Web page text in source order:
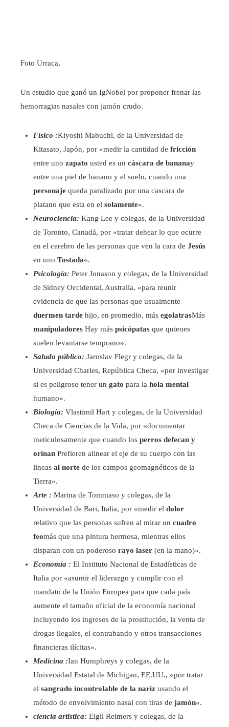
Foto Urraca,
Un estudio que ganó un IgNobel por proponer frenar las
hemorragias nasales con jamón crudo.
Físico :Kiyoshi Mabuchi, de la Universidad de
Kitasato, Japón, por «medir la cantidad de fricción
entre uno zapato usted es un cáscara de bananay
entre una piel de banano y el suelo, cuando una
personaje queda paralizado por una cascara de
platano que esta en el solamente«.
Neurociencia: Kang Lee y colegas, de la Universidad
de Toronto, Canadá, por «tratar dehear lo que ocurre
en el cerebro de las personas que ven la cara de Jesús
en uno Tostada«.
Psicología: Peter Jonason y colegas, de la Universidad
de Sidney Occidental, Australia, «para reunir
evidencia de que las personas que usualmente
duermen tarde hijo, en promedio, más egolatrasMás
manipuladores Hay más psicópatas que quienes
suelen levantarse temprano».
Saludo público: Jaroslav Flegr y colegas, de la
Universidad Charles, República Checa, «por investigar
si es peligroso tener un gato para la hola mental
humano».
Biología: Vlastimil Hart y colegas, de la Universidad
Checa de Ciencias de la Vida, por «documentar
meticulosamente que cuando los perros defecan y
orinan Prefieren alinear el eje de su cuerpo con las
lineas al norte de los campos geomagnéticos de la
Tierra».
Arte : Marina de Tommaso y colegas, de la
Universidad de Bari, Italia, por «medir el dolor
relativo que las personas sufren al mirar un cuadro
feomás que una pintura hermosa, mientras ellos
disparan con un poderoso rayo laser (en la mano)».
Economía : El Instituto Nacional de Estadísticas de
Italia por «asumir el liderazgo y cumplir con el
mandato de la Unión Europea para que cada país
aumente el tamaño oficial de la economía nacional
incluyendo los ingresos de la prostitución, la venta de
drogas ilegales, el contrabando y otros transacciones
financieras ilícitas».
Medicina :Ian Humphreys y colegas, de la
Universidad Estatal de Michigan, EE.UU., «por tratar
el sangrado incontrolable de la nariz usando el
método de envolvimiento nasal con tiras de jamón«.
ciencia artistica: Eigil Reimers y colegas, de la